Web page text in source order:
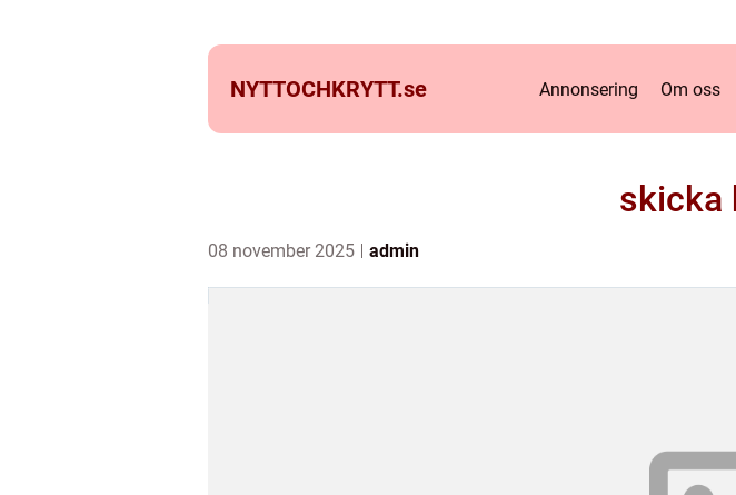
NYTTOCHKRYTT.se Annonsering Om oss
skicka
08 november 2025 admin